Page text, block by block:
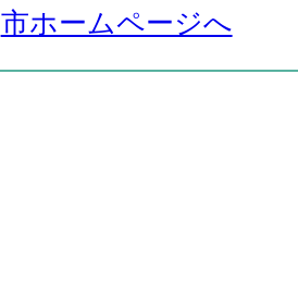
市ホームページへ